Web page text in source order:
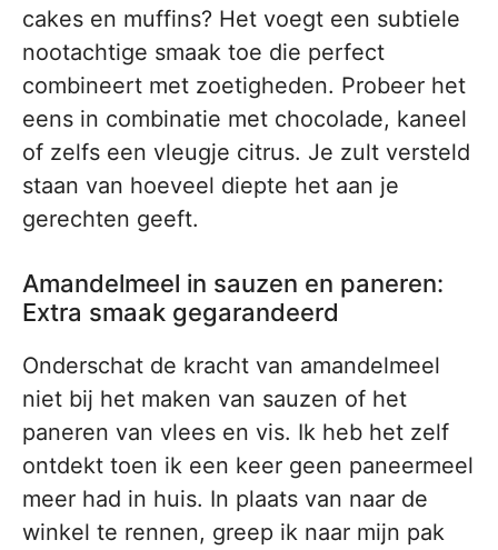
cakes en muffins? Het voegt een subtiele
nootachtige smaak toe die perfect
combineert met zoetigheden. Probeer het
eens in combinatie met chocolade, kaneel
of zelfs een vleugje citrus. Je zult versteld
staan van hoeveel diepte het aan je
gerechten geeft.
Amandelmeel in sauzen en paneren:
Extra smaak gegarandeerd
Onderschat de kracht van amandelmeel
niet bij het maken van sauzen of het
paneren van vlees en vis. Ik heb het zelf
ontdekt toen ik een keer geen paneermeel
meer had in huis. In plaats van naar de
winkel te rennen, greep ik naar mijn pak